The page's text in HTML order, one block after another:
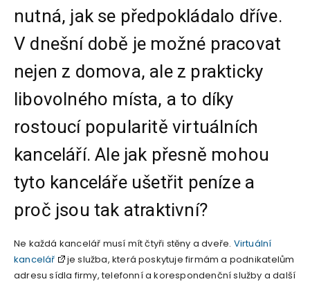
nutná, jak se předpokládalo dříve.
V dnešní době je možné pracovat
nejen z domova, ale z prakticky
libovolného místa, a to díky
rostoucí popularitě virtuálních
kanceláří. Ale jak přesně mohou
tyto kanceláře ušetřit peníze a
proč jsou tak atraktivní?
Ne každá kancelář musí mít čtyři stěny a dveře. Virtuální
kancelář
je služba, která poskytuje firmám a podnikatelům
adresu sídla firmy, telefonní a korespondenční služby a další